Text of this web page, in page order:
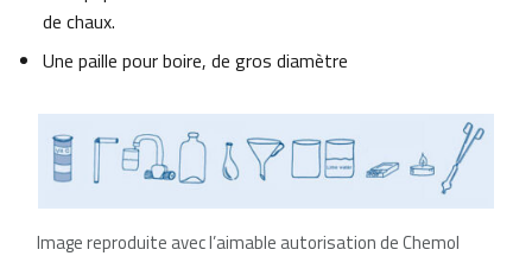
de chaux.
Une paille pour boire, de gros diamètre
Image reproduite avec l’aimable autorisation de Chemol